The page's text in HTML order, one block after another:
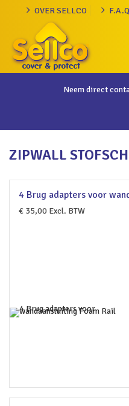
OVER SELLCO
Neem direct
ZIPWALL
4 Brug adapters voor
€ 35,00 Excl. BTW